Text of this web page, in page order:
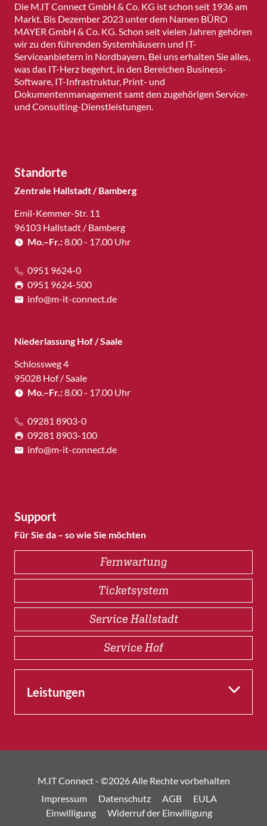
Die M.IT Connect GmbH & Co. KG ist schon seit 1936 am
Markt. Bis Dezember 2023 unter dem Namen BÜRO
MAYER GmbH & Co. KG. Schon seit vielen Jahren gehören
wir zu den führenden Systemhäusern und IT-
Serviceanbietern in Nordbayern. Bei uns erhalten Sie alles,
was das IT-Herz begehrt, in den Bereichen Business-
Software, IT-Infrastruktur, Print- und
Dokumentenmanagement samt den zugehörigen Service-
und Consulting-Dienstleistungen.
Standorte
Zentrale Hallstadt / Bamberg
Emil-Kemmer-Str. 11
96103 Hallstadt / Bamberg
Mo.–Fr.:8.00 - 17.00 Uhr
0951 9624-0
0951 9624-500
info@m-it-connect.de
Niederlassung Hof / Saale
Schlossweg 4
95028 Hof / Saale
Mo.–Fr.:8.00 - 17.00 Uhr
09281 8903-0
09281 8903-100
info@m-it-connect.de
Support
Für Sie da – so wie Sie möchten
Fernwartung
Ticketsystem
Service Hallstadt
Service Hof
Leistungen
M.IT Connect - ©2026 Alle Rechte vorbehalten
Impressum
Datenschutz AGB
EULA
Einwilligung
Widerruf der Einwilligung